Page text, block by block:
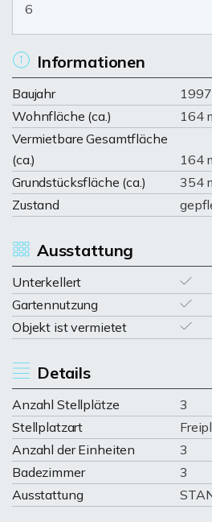
6
Informationen
Baujahr
1997
Wohnfläche (ca.)
164
Vermietbare Gesamtfläche
(ca.)
164
Grundstücksfläche (ca.)
354
Zustand
Ausstattung
Unterkellert
Gartennutzung
Objekt ist vermietet
Details
Anzahl Stellplätze
3
Stellplatzart
Anzahl der Einheiten
3
Badezimmer
3
Ausstattung